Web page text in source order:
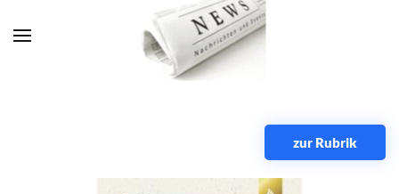
Zum Hauptinhalt springen
zur Rubrik